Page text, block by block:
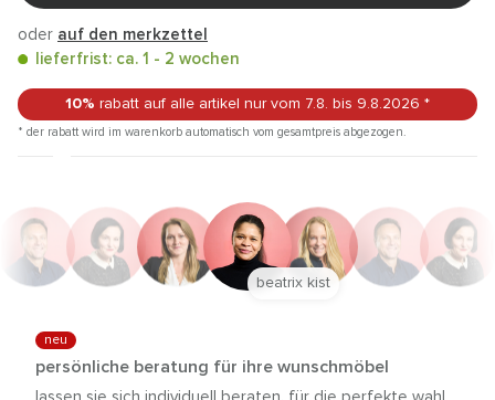
oder auf den merkzettel
lieferfrist: ca. 1 - 2 wochen
10% rabatt auf alle artikel nur vom 7.8. bis 9.8.2026 *
* der rabatt wird im warenkorb automatisch vom gesamtpreis abgezogen.
neu
persönliche beratung für ihre wunschmöbel
beatrix kist